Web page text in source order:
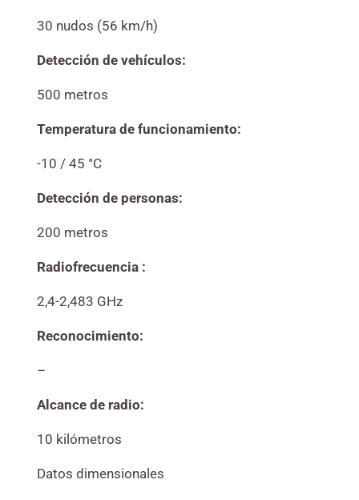
30 nudos (56 km/h)
Detección de vehículos:
500 metros
Temperatura de funcionamiento:
-10 / 45 °C
Detección de personas:
200 metros
Radiofrecuencia :
2,4-2,483 GHz
Reconocimiento:
–
Alcance de radio:
10 kilómetros
Datos dimensionales